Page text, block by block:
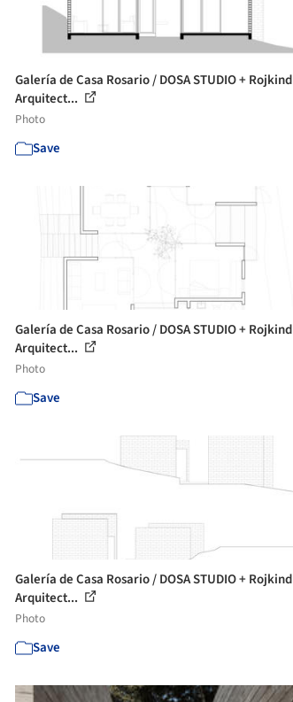
Galería de Casa Rosario / DOSA STUDIO + Rojkind
Arquitect...
Photo
Save
Galería de Casa Rosario / DOSA STUDIO + Rojkind
Arquitect...
Photo
Save
Galería de Casa Rosario / DOSA STUDIO + Rojkind
Arquitect...
Photo
Save